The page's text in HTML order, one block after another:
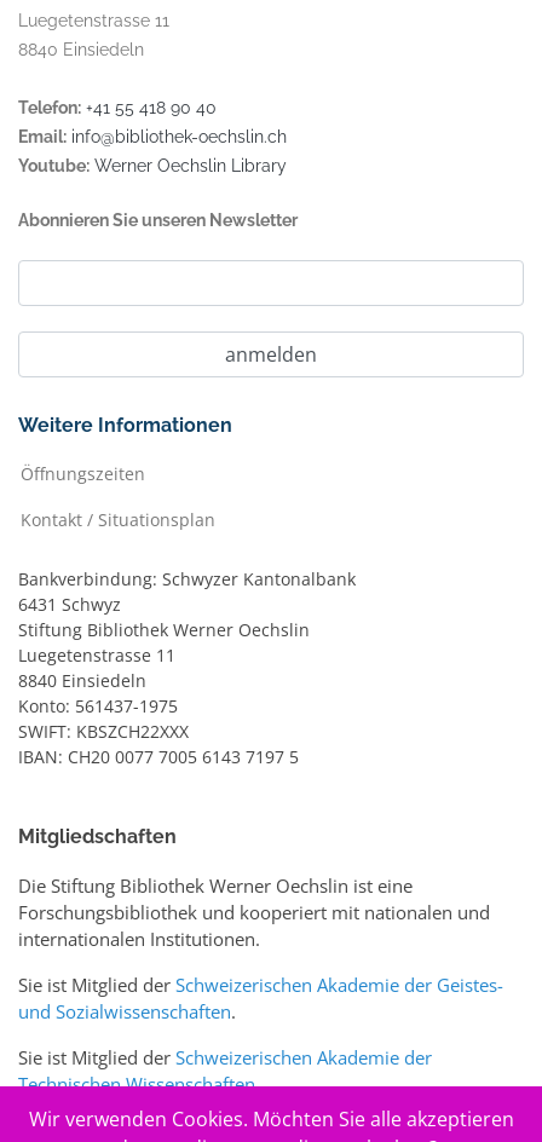
Luegetenstrasse 11
8840 Einsiedeln
Telefon: +41 55 418 90 40
Email: info@bibliothek-oechslin.ch
Youtube: Werner Oechslin Library
Abonnieren Sie unseren Newsletter
Weitere Informationen
Öffnungszeiten
Kontakt / Situationsplan
Bankverbindung: Schwyzer Kantonalbank
6431 Schwyz
Stiftung Bibliothek Werner Oechslin
Luegetenstrasse 11
8840 Einsiedeln
Konto: 561437-1975
SWIFT: KBSZCH22XXX
IBAN: CH20 0077 7005 6143 7197 5
Mitgliedschaften
Die Stiftung Bibliothek Werner Oechslin ist eine
Forschungsbibliothek und kooperiert mit nationalen und
internationalen Institutionen.
Sie ist Mitglied der Schweizerischen Akademie der Geistes-
und Sozialwissenschaften.
Sie ist Mitglied der Schweizerischen Akademie der
Technischen Wissenschaften.
Sie ist zudem Mitglied des Schweizer Portalswww.sciences-
Wir verwenden Cookies. Möchten Sie alle akzeptieren